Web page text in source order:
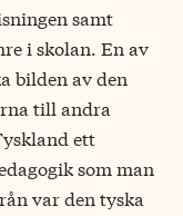
samt
i skolan. En av
bilden av den
till andra
ett
som man
var den tyska